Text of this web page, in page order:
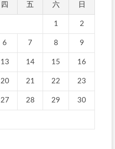
四 五 六 日
1 2
6 7 8 9
13 14 15 16
20 21 22 23
27 28 29 30